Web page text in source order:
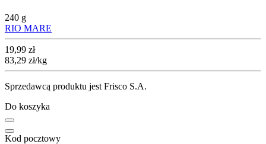
240 g
RIO MARE
Cena
19,99 zł
83,29 zł/kg
Sprzedawcą produktu jest Frisco S.A.
Do koszyka
Kod pocztowy